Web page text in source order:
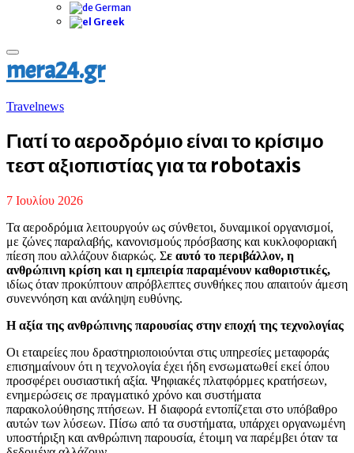
German
Greek
Primary
Menu
mera24.gr
Travelnews
Γιατί το αεροδρόμιο είναι το κρίσιμο
τεστ αξιοπιστίας για τα robotaxis
7 Ιουλίου 2026
Τα αεροδρόμια λειτουργούν ως σύνθετοι, δυναμικοί οργανισμοί,
με ζώνες παραλαβής, κανονισμούς πρόσβασης και κυκλοφοριακή
πίεση που αλλάζουν διαρκώς. Σε αυτό το περιβάλλον, η
ανθρώπινη κρίση και η εμπειρία παραμένουν καθοριστικές,
ιδίως όταν προκύπτουν απρόβλεπτες συνθήκες που απαιτούν άμεση
συνεννόηση και ανάληψη ευθύνης.
Η αξία της ανθρώπινης παρουσίας στην εποχή της τεχνολογίας
Οι εταιρείες που δραστηριοποιούνται στις υπηρεσίες μεταφοράς
επισημαίνουν ότι η τεχνολογία έχει ήδη ενσωματωθεί εκεί όπου
προσφέρει ουσιαστική αξία. Ψηφιακές πλατφόρμες κρατήσεων,
ενημερώσεις σε πραγματικό χρόνο και συστήματα
παρακολούθησης πτήσεων. Η διαφορά εντοπίζεται στο υπόβαθρο
αυτών των λύσεων. Πίσω από τα συστήματα, υπάρχει οργανωμένη
υποστήριξη και ανθρώπινη παρουσία, έτοιμη να παρέμβει όταν τα